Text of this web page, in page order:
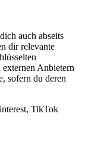
auch abseits
dir relevante
Anbietern
sofern du deren
TikTok